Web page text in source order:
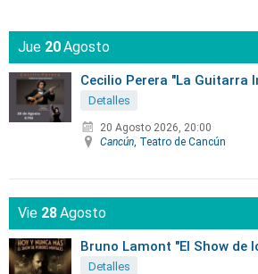
Jue 20Agosto
Cecilio Perera "La Guitarra
Detalles
20 Agosto 2026, 20:00
Cancún , Teatro de Cancún
Vie 28Agosto
Bruno Lamont "El Show de
Detalles